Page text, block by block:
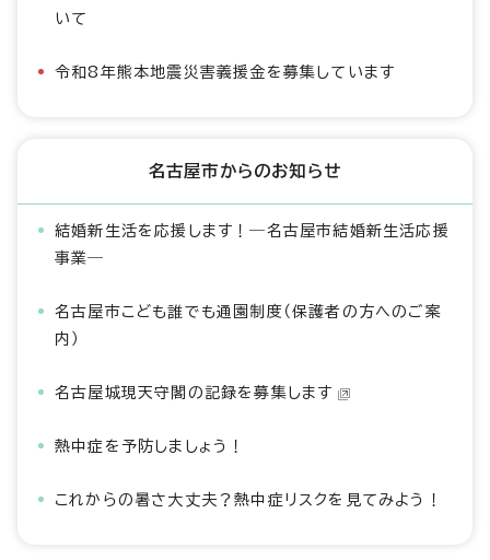
いて
令和8年熊本地震災害義援金を募集しています
名古屋市からのお知らせ
結婚新生活を応援します！―名古屋市結婚新生活応援
事業―
名古屋市こども誰でも通園制度（保護者の方へのご案
内）
名古屋城現天守閣の記録を募集します
熱中症を予防しましょう！
これからの暑さ大丈夫？熱中症リスクを見てみよう！